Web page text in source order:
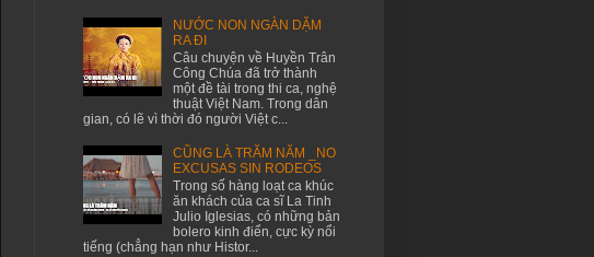
NƯỚC NON NGÀN DẶM
RA ĐI
Câu chuyện về Huyền Trân
Công Chúa đã trở thành
một đề tài trong thi ca, nghệ
thuật Việt Nam. Trong dân
gian, có lẽ vì thời đó người Việt c...
CŨNG LÀ TRĂM NĂM _NO
EXCUSAS SIN RODEOS
Trong số hàng loạt ca khúc
ăn khách của ca sĩ La Tinh
Julio Iglesias, có những bản
bolero kinh điển, cực kỳ nổi
tiếng (chẳng hạn như Histor...